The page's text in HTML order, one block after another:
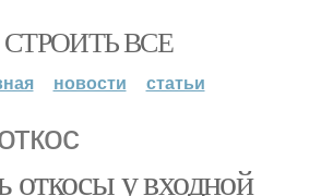
СТРОИТЬ ВСЕ
новости статьи
откосы у входной